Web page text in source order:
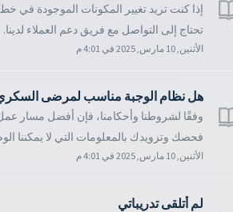
إذا كنت تريد تغيير المكونات الموجودة في
تحتاج إلى التواصل مع فريق دعم العملاء لدينا.
الأثنين, 10 مارس, 2025 في 4:01 م
هل نظام الوجبة مناسب لمرضى
وفقًا لشروطنا وأحكامنا، فإن أفضل مسار عمل
فحصك وتزويدك بالمعلومات التي لا يمكننا
الأثنين, 10 مارس, 2025 في 4:01 م
لم أتلقى تدريباتي